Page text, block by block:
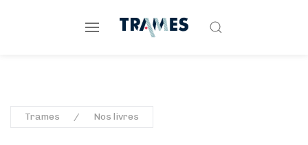
Trames Nos livres